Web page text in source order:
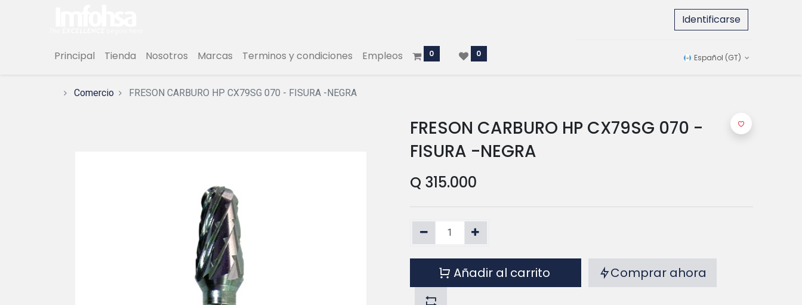
Identificarse
Principal Tienda Nosotros Marcas Terminos y condiciones Empleos 0 0 Español (GT)
Comercio FRESON CARBURO HP CX79SG 070 - FISURA -NEGRA
FRESON CARBURO HP CX79SG 070 -
FISURA -NEGRA
Q 315.000
Añadir al carrito Comprar ahora